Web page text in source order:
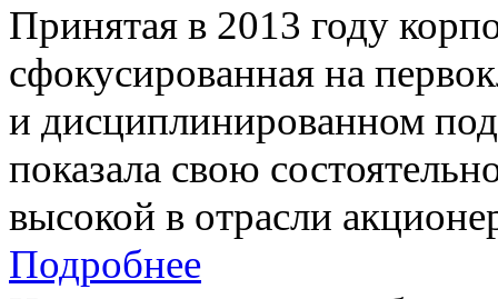
Принятая в 2013 году
сфокусированная на
и дисциплинированном
показала свою
высокой в отрасли
Подробнее